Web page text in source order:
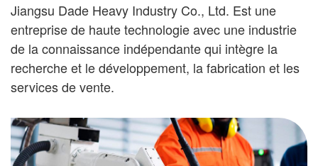
Jiangsu Dade Heavy Industry Co., Ltd. Est une
entreprise de haute technologie avec une industrie
de la connaissance indépendante qui intègre la
recherche et le développement, la fabrication et les
services de vente.